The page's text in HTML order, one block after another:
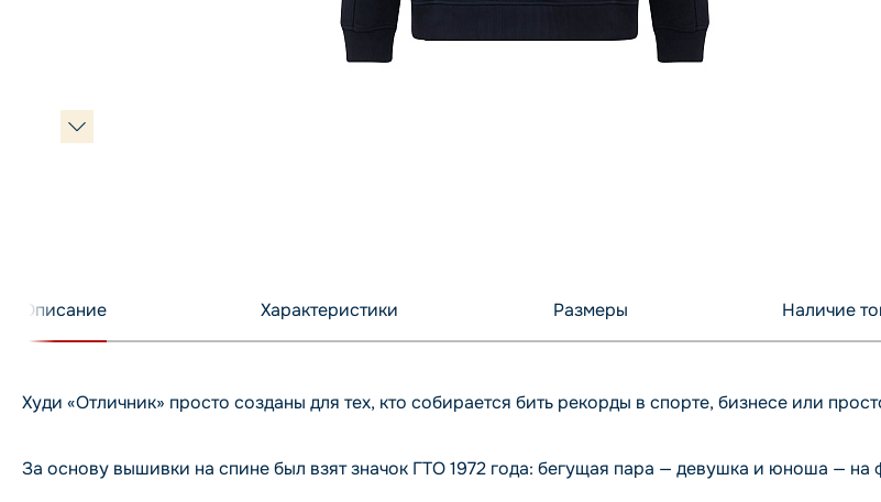
Описание Характеристики Размеры Наличие
Худи «Отличник» просто созданы для тех, кто собирается бить рекорды в спорте, бизнесе или
За основу вышивки на спине был взят значок ГТО 1972 года: бегущая пара — девушка и юноша —